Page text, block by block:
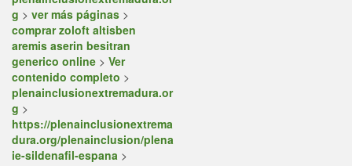
g > ver más páginas >
comprar zoloft altisben
aremis aserin besitran
generico online > Ver
contenido completo >
plenainclusionextremadura.or
g >
https://plenainclusionextrema
dura.org/plenainclusion/plena
ie-sildenafil-espana >